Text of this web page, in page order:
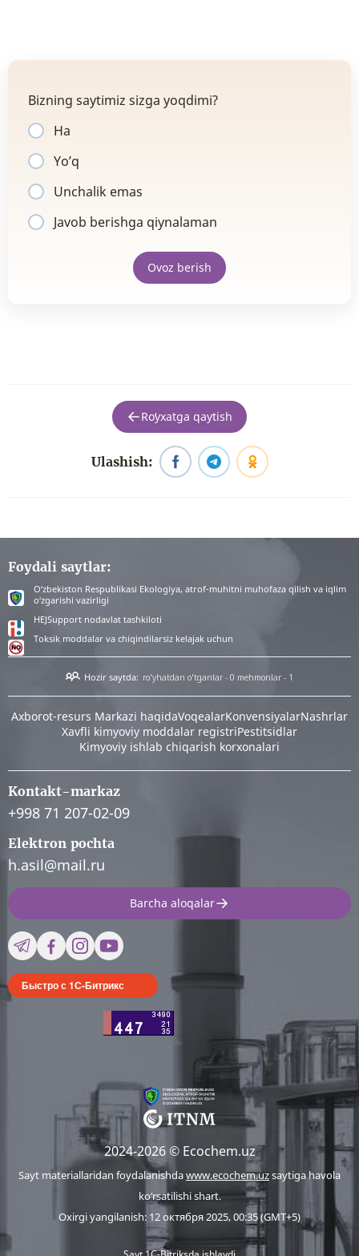
Bizning saytimiz sizga yoqdimi?
Ha
Yo’q
Unchalik emas
Javob berishga qiynalaman
Ovoz berish
Roʻyxatga qaytish
Ulashish:
Foydali saytlar:
O‘zbekiston Respublikasi Ekologiya, atrof-muhitni muhofaza qilish va iqlim
o‘zgarishi vazirligi
HEJSupport nodavlat tashkiloti
Toksik moddalar va chiqindilarsiz kelajak uchun
Hozir saytda: ro'yhatdan o'tganlar - 0 mehmonlar - 1
Аxborot-resurs Markazi haqidaVoqealarKonvensiyalarNashrlar
Xavfli kimyoviy moddalar registriPestitsidlar
Kimyoviy ishlab chiqarish korxonalari
Kontakt-markaz
+998 71 207-02-09
Elektron pochta
h.asil@mail.ru
Barcha aloqalar
Быстро с 1С-Битрикс
2024-2026 © Ecochem.uz
Sayt materiallaridan foydalanishdawww.ecochem.uzsaytiga havola
ko‘rsatilishi shart.
Oxirgi yangilanish: 12 октября 2025, 00:35 (GMT+5)